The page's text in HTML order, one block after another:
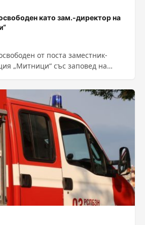
като зам.-директор на
от поста заместник-
„Митници“ със заповед на